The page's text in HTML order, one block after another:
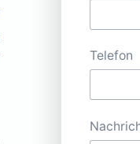
Telefon